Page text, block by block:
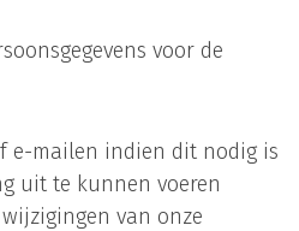
voor de
e-mailen indien dit nodig is
uit te kunnen voeren
van onze